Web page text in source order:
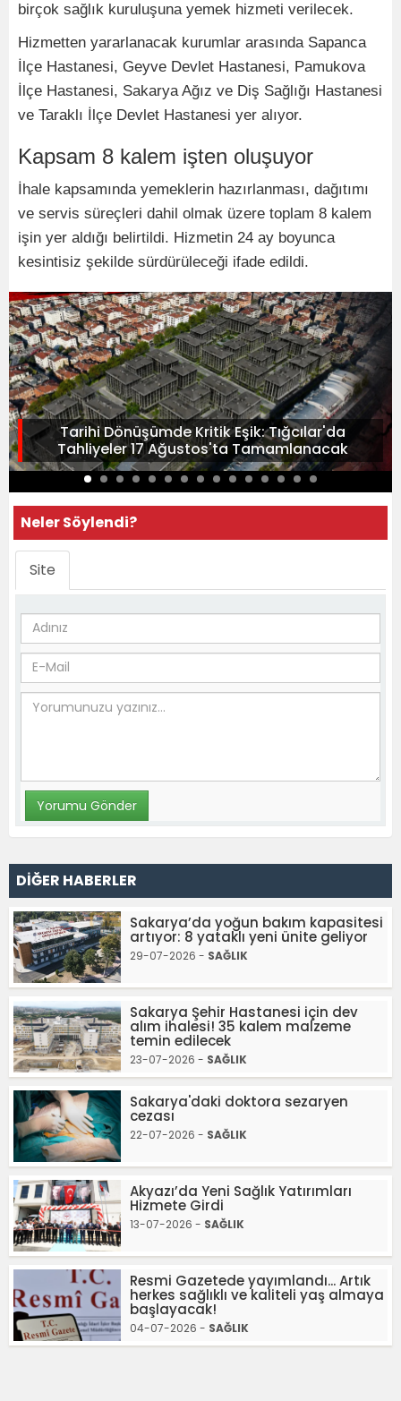
birçok sağlık kuruluşuna yemek hizmeti verilecek.
Hizmetten yararlanacak kurumlar arasında Sapanca
İlçe Hastanesi, Geyve Devlet Hastanesi, Pamukova
İlçe Hastanesi, Sakarya Ağız ve Diş Sağlığı Hastanesi
ve Taraklı İlçe Devlet Hastanesi yer alıyor.
Kapsam 8 kalem işten oluşuyor
İhale kapsamında yemeklerin hazırlanması, dağıtımı
ve servis süreçleri dahil olmak üzere toplam 8 kalem
işin yer aldığı belirtildi. Hizmetin 24 ay boyunca
kesintisiz şekilde sürdürüleceği ifade edildi.
Tarihi Dönüşümde Kritik Eşik: Tığcılar'da
Tahliyeler 17 Ağustos'ta Tamamlanacak
Neler Söylendi?
Site
DİĞER HABERLER
Sakarya’da yoğun bakım kapasitesi
artıyor: 8 yataklı yeni ünite geliyor
29-07-2026 - SAĞLIK
Sakarya Şehir Hastanesi için dev
alım ihalesi! 35 kalem malzeme
temin edilecek
23-07-2026 - SAĞLIK
Sakarya'daki doktora sezaryen
cezası
22-07-2026 - SAĞLIK
Akyazı’da Yeni Sağlık Yatırımları
Hizmete Girdi
13-07-2026 - SAĞLIK
Resmi Gazetede yayımlandı... Artık
herkes sağlıklı ve kaliteli yaş almaya
başlayacak!
04-07-2026 - SAĞLIK